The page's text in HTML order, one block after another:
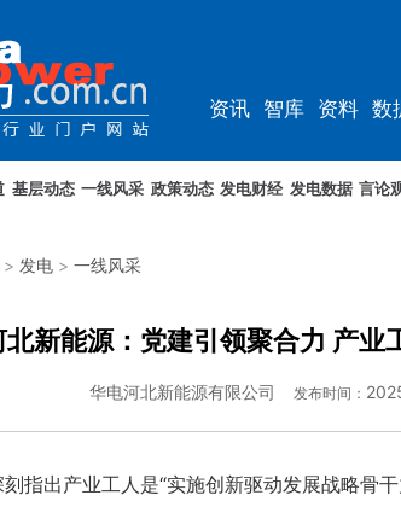
资讯 智库 资料 数
基层动态 一线风采 政策动态 发电财经 发电数据 言论
> 发电 > 一线风采
新能源：党建引领聚合力 产业
华电河北新能源有限公司 发布时间：
指出产业工人是“实施创新驱动发展战略骨